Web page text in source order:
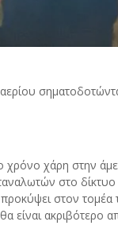
χρόνο χάρη στην
στο
στον τομέα
είναι ακριβότερο